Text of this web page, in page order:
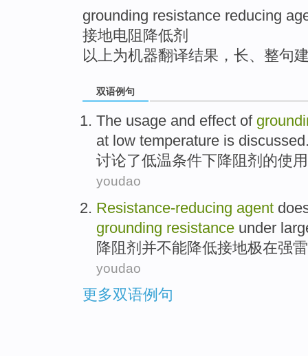
grounding resistance reducing
接地电阻降低剂
以上为机器翻译结果，长、整句
双语例句
The usage and effect of
at low temperature is discussed
讨论了低温条件下降阻 剂 的使
youdao
Resistance-reducing agent
grounding resistance under
降阻 剂 并不能降低接地极在强
youdao
更多双语例句